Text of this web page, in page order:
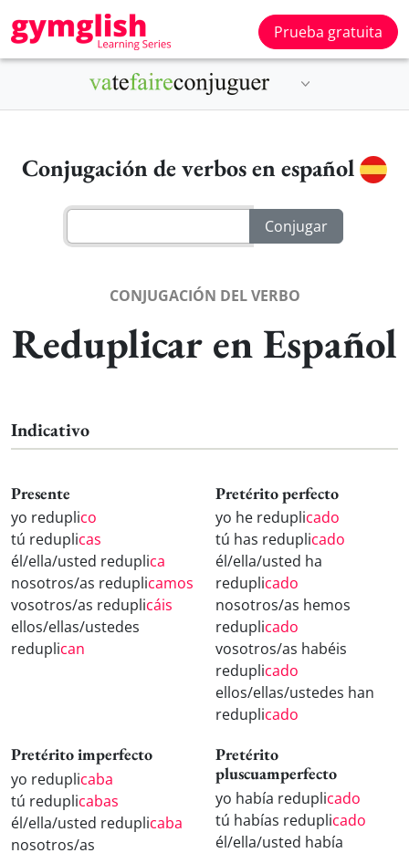
Prueba gratuita
Conjugación de verbos en español
CONJUGACIÓN DEL VERBO
Reduplicar en Español
Indicativo
Presente
yo reduplico
tú reduplicas
él/ella/usted reduplica
nosotros/as reduplicamos
vosotros/as reduplicáis
ellos/ellas/ustedes
reduplican
Pretérito perfecto
yo he reduplicado
tú has reduplicado
él/ella/usted ha
reduplicado
nosotros/as hemos
reduplicado
vosotros/as habéis
reduplicado
ellos/ellas/ustedes han
reduplicado
Pretérito imperfecto
yo reduplicaba
tú reduplicabas
él/ella/usted reduplicaba
nosotros/as
Pretérito
pluscuamperfecto
yo había reduplicado
tú habías reduplicado
él/ella/usted había